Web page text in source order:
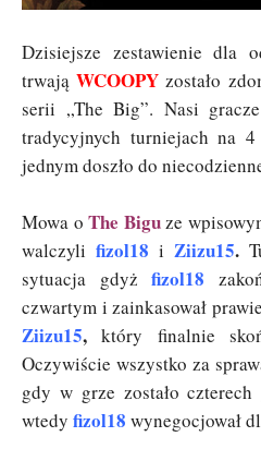
Dzisiejsze zestawienie dla
trwająWCOOPY zostało
serii „The Big”. Nasi
tradycyjnych turniejach na
jednym doszło do
Mowa o The Biguze
walczyli fizol18 i Ziizu15.
sytuacja gdyż fizol18
czwartym i zainkasował
Ziizu15,który finalnie
Oczywiście wszystko za
gdy w grze zostało
wtedy fizol18 wynegocjował